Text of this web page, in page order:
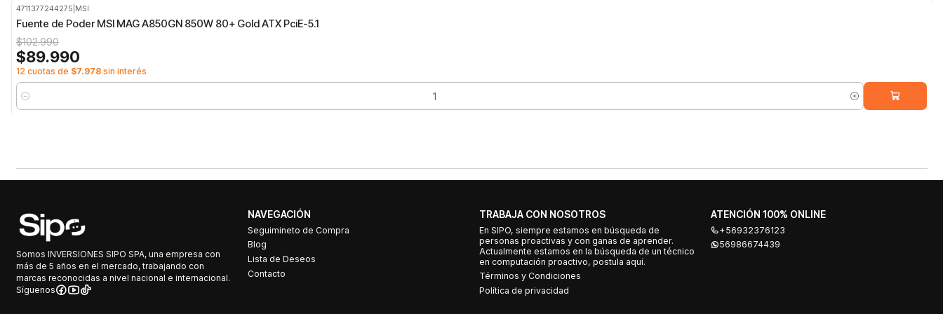
4711377244275 MSI
Fuente de Poder MSI MAG A850GN 850W 80+ Gold ATX PciE-5.1
$102.990
$89.990
12 cuotas de $7.978sin interés
Cantidad
Somos INVERSIONES SIPO SPA, una empresa con
más de 5 años en el mercado, trabajando con
marcas reconocidas a nivel nacional e internacional.
Síguenos
NAVEGACIÓN
Seguimineto de Compra
Blog
Lista de Deseos
Contacto
TRABAJA CON NOSOTROS
En SIPO, siempre estamos en búsqueda de
personas proactivas y con ganas de aprender.
Actualmente estamos en la búsqueda de un técnico
en computación proactivo, postula aquí.
Términos y Condiciones
Política de privacidad
ATENCIÓN 100% ONLINE
+56932376123
56986674439